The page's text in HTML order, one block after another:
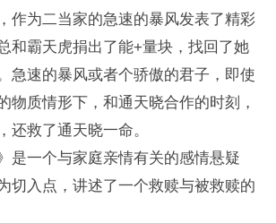
作为二当家的急速的暴风发表了精彩
和霸天虎捐出了能+量块，找回了她
急速的暴风或者个骄傲的君子，即使
物质情形下，和通天晓合作的时刻，
还救了通天晓一命。
是一个与家庭亲情有关的感情悬疑
切入点，讲述了一个救赎与被救赎的